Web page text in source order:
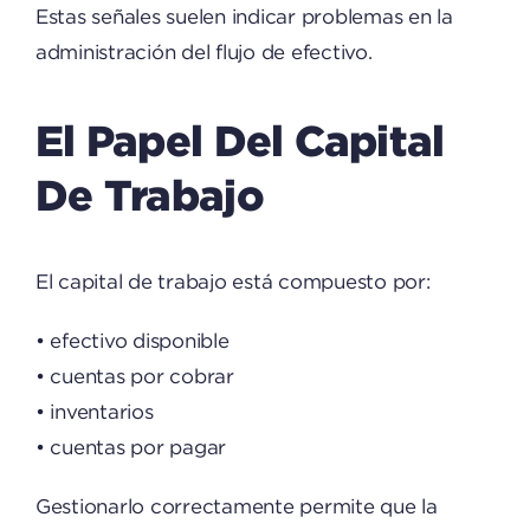
Estas señales suelen indicar problemas en la
administración del flujo de efectivo.
El Papel Del Capital
De Trabajo
El capital de trabajo está compuesto por:
• efectivo disponible
• cuentas por cobrar
• inventarios
• cuentas por pagar
Gestionarlo correctamente permite que la